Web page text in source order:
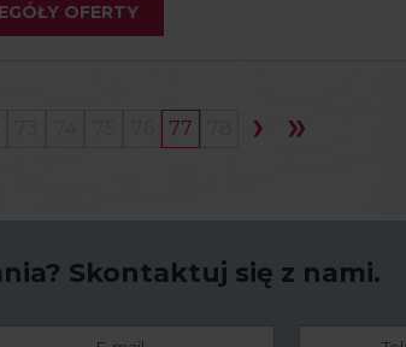
OFERTY
77
Skontaktuj się z nami.